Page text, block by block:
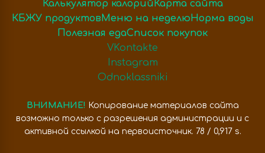
Калькулятор калорий Карта сайта
КБЖУ продуктов Меню на неделю Норма воды
Полезная едаСписок покупок
VKontakte
Instagram
Odnoklassniki
ВНИМАНИЕ! Копирование материалов сайта
возможно только с разрешения администрации и с
активной ссылкой на первоисточник. 78 / 0,917 s.